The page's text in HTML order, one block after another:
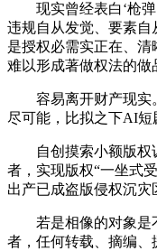
现实曾经表白‘枪弹’
违规自从发觉、要素
是授权必需实正在、清
难以形成著做权法的做
容易离开财产现实。
尽可能，比拟之下AI短
自创摸索小额版权诉
者，实现版权“一坐式
出产已成盗版侵权沉灾
若是相像的对象是不
者，任何转载、摘编